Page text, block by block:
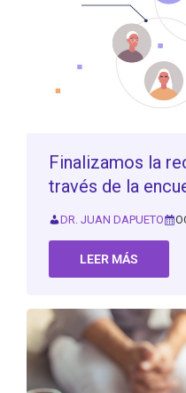
Finalizamos la
través de la
DR. JUAN DAPUETO
LEER MÁS